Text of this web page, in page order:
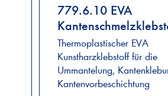
779.6.10 EVA
weiß
Thermoplastischer EVA
Kunstharzklebstoff für die
Ummantelung,
Kantenvorbeschichtung